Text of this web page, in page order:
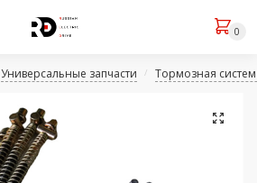
0
Универсальные запчасти / Тормозная
🔍